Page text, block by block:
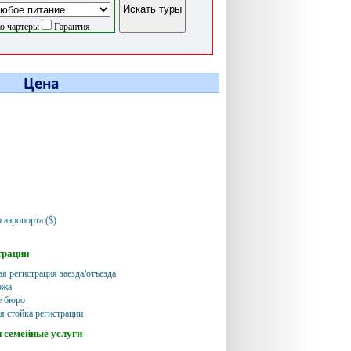
чартеры Гарантия
Цена
аэропорта ($)
регистрация заезда/отъезда
бюро
стойка регистрации
семейные услуги